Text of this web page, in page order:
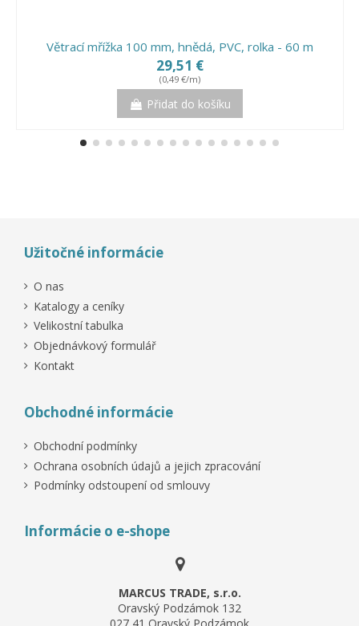
Větrací mřížka 100 mm, hnědá, PVC, rolka - 60 m
29,51 €
(0,49 €/m)
Přidat do košíku
Užitočné informácie
O nas
Katalogy a ceníky
Velikostní tabulka
Objednávkový formulář
Kontakt
Obchodné informácie
Obchodní podmínky
Ochrana osobních údajů a jejich zpracování
Podmínky odstoupení od smlouvy
Informácie o e-shope
MARCUS TRADE, s.r.o.
Oravský Podzámok 132
027 41 Oravský Podzámok